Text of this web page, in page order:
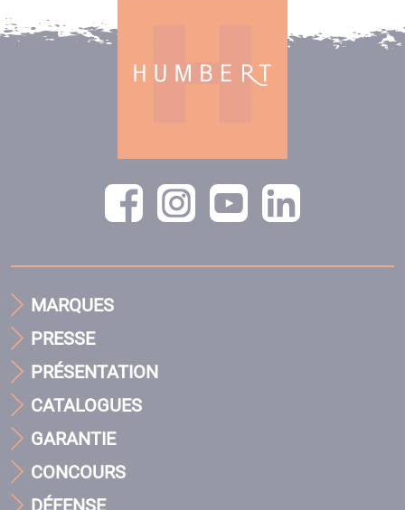
MARQUES
PRESSE
PRÉSENTATION
CATALOGUES
GARANTIE
CONCOURS
DÉFENSE